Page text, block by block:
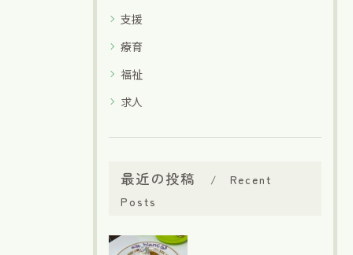
支援
療育
福祉
求人
最近の投稿
Recent
Posts